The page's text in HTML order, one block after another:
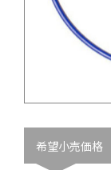
希望小売価格